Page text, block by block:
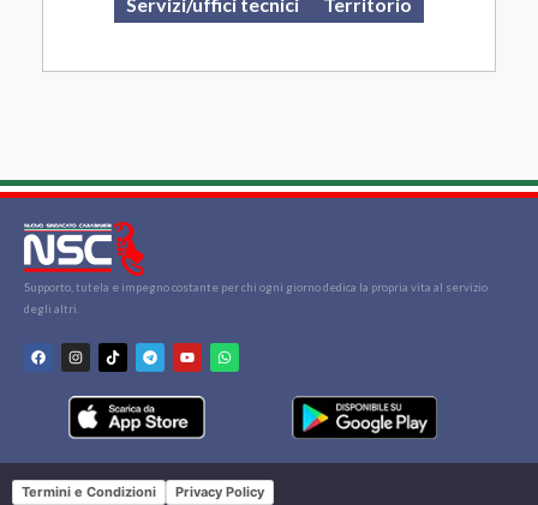
Servizi/uffici tecnici
Territorio
Supporto, tutela e impegno costante per chi ogni giorno dedica la propria vita al servizio
degli altri.
Termini e Condizioni Privacy Policy